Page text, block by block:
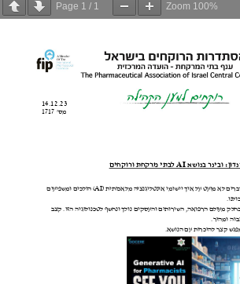
Page 1 / 1 Zoom 100%